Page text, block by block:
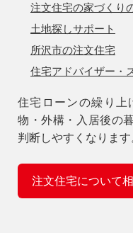
注文住宅の家づくり
土地探しサポート
所沢市の注文住宅
住宅アドバイザー・
住宅ローンの繰り上
物・外構・入居後の
判断しやすくなります
注文住宅について